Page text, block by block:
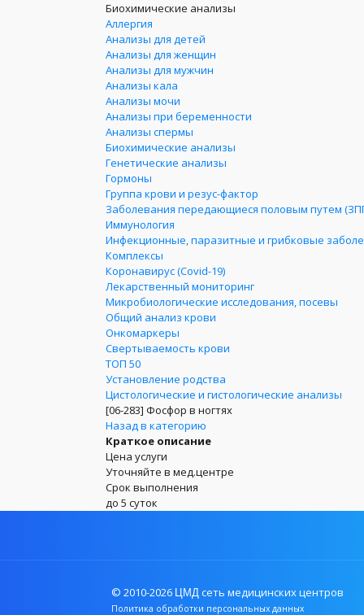
Биохимические анализы
Аллергия
Анализы для детей
Анализы для женщин
Анализы для мужчин
Анализы кала
Анализы мочи
Анализы при беременности
Анализы спермы
Биохимические анализы
Генетические анализы
Гормоны
Группа крови и резус-фактор
Заболевания передающиеся половым путем
Иммунология
Инфекционные, паразитные и грибковые
Комплексы
Коронавирус (Covid-19)
Лекарственный мониторинг
Микробиологические исследования, посевы
Общий анализ крови
Онкомаркеры
Свертываемость крови
ТОП 50
Установление родства
Цистологические и гистологические анализы
[06-283] Фосфор в ногтях
Назад в категорию
Краткое описание
Цена услуги
Уточняйте в мед.центре
Срок выполнения
до 5 суток
© 2010-2026 ЦМД сеть медицинских центров
Политика обработки персональных данных